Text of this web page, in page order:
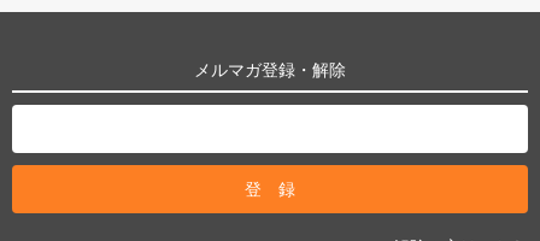
メルマガ登録・解除